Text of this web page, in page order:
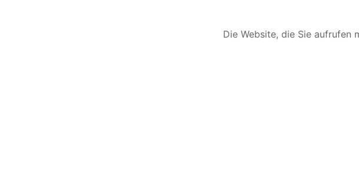
Die Website, die Sie